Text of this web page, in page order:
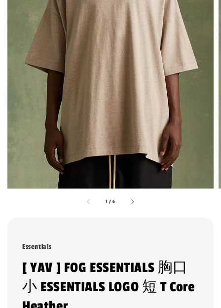
1 /6
Essentials
[ YAV ] FOG ESSENTIALS 胸口
小 ESSENTIALS LOGO 短 T Core